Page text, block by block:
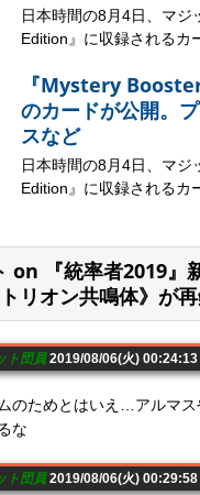
日本時間の8月4日、マ
Edition』に収録されるカ
『Mystery
のカードが公開。
スなど
日本時間の8月4日、マ
Edition』に収録されるカ
on 『統率者2019』
リオン共鳴体》が
ト団員2019/08/06(火) 00:24:13
のためとはいえ…アルマ
な
ト団員2019/08/06(火) 00:29:58